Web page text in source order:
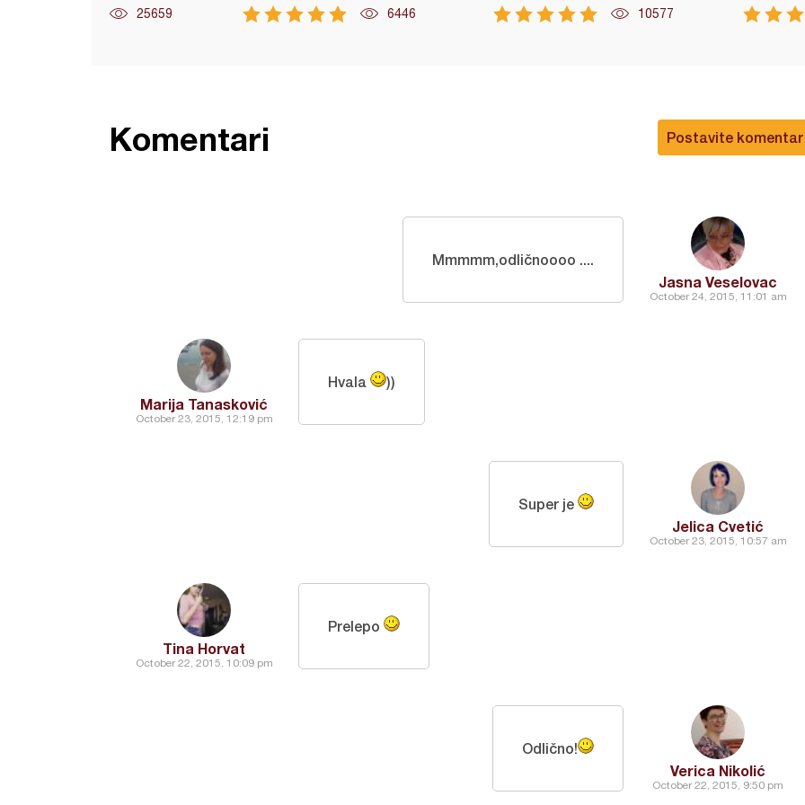
25659 6446 10577
Postavite komentar
Komentari
Jasna Veselovac
October 24, 2015, 11:01 am
Mmmmm,odličnoooo ....
Marija Tanasković
October 23, 2015, 12:19 pm
Hvala ))
Jelica Cvetić
October 23, 2015, 10:57 am
Super je
Tina Horvat
October 22, 2015, 10:09 pm
Prelepo
Verica Nikolić
October 22, 2015, 9:50 pm
Odlično!